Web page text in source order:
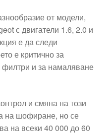
от модели,
с двигатели 1.6, 2.0 и
е да следи
е критично за
и за намаляване
и смяна на този
на шофиране, но се
на всеки 40 000 до 60